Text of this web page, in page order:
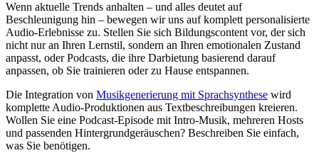
Wenn aktuelle Trends anhalten – und alles deutet auf
Beschleunigung hin – bewegen wir uns auf komplett personalisierte
Audio-Erlebnisse zu. Stellen Sie sich Bildungscontent vor, der sich
nicht nur an Ihren Lernstil, sondern an Ihren emotionalen Zustand
anpasst, oder Podcasts, die ihre Darbietung basierend darauf
anpassen, ob Sie trainieren oder zu Hause entspannen.
Die Integration von Musikgenerierung mit Sprachsynthese wird
komplette Audio-Produktionen aus Textbeschreibungen kreieren.
Wollen Sie eine Podcast-Episode mit Intro-Musik, mehreren Hosts
und passenden Hintergrundgeräuschen? Beschreiben Sie einfach,
was Sie benötigen.